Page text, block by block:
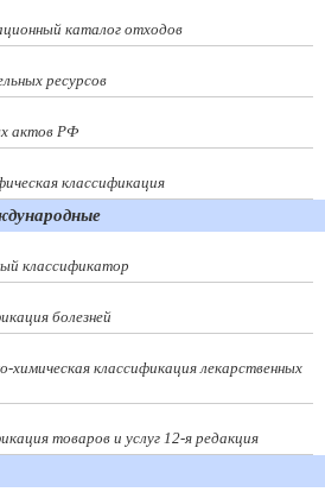
каталог отходов
ресурсов
актов РФ
классификация
классификатор
болезней
классификация лекарственных
товаров и услуг 12-я редакция